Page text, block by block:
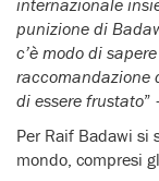
punizione di
c’è modo di
raccomandazione
di essere frustato”
Per Raif Badawi si
mondo, compresi